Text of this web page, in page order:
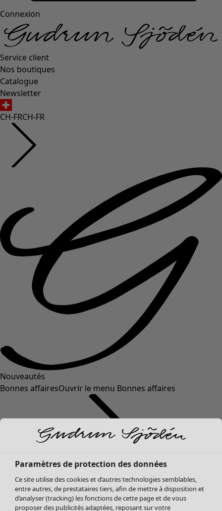
Connexion
Service client
Nos boutiques
Catalogue
Newsletter
CH-FRCH-FR
Nouveautés
Bonnes affairesOuvrir le menu Bonnes affaires
Paramètres de protection des données
Ce site utilise des cookies et d’autres technologies semblables,
entre autres, de prestataires tiers, afin de mettre à disposition et
d’analyser (tracking) les fonctions de cette page et de vous
proposer des publicités adaptées, reposant sur votre